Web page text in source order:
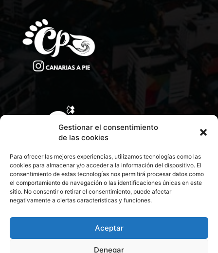
Gestionar el consentimiento
de las cookies
Para ofrecer las mejores experiencias, utilizamos tecnologías como las
cookies para almacenar y/o acceder a la información del dispositivo. El
consentimiento de estas tecnologías nos permitirá procesar datos como
el comportamiento de navegación o las identificaciones únicas en este
sitio. No consentir o retirar el consentimiento, puede afectar
negativamente a ciertas características y funciones.
Aceptar
Denegar
CONTACTA CON NOSOTROS